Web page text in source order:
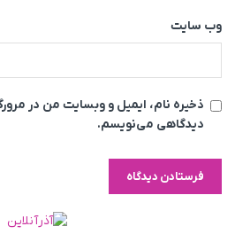
وب‌ سایت
ذخیره نام، ایمیل و وبسایت من در
دیدگاهی می‌نویسم.